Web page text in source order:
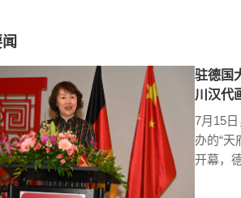
驻德国
川汉代
7月15
办的“
开幕，